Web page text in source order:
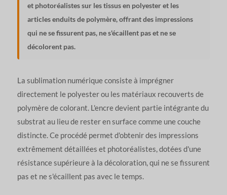
et photoréalistes sur les tissus en polyester et les
articles enduits de polymère, offrant des impressions
qui ne se fissurent pas, ne s'écaillent pas et ne se
décolorent pas.
La sublimation numérique consiste à imprégner
directement le polyester ou les matériaux recouverts de
polymère de colorant. L'encre devient partie intégrante du
substrat au lieu de rester en surface comme une couche
distincte. Ce procédé permet d'obtenir des impressions
extrêmement détaillées et photoréalistes, dotées d'une
résistance supérieure à la décoloration, qui ne se fissurent
pas et ne s'écaillent pas avec le temps.